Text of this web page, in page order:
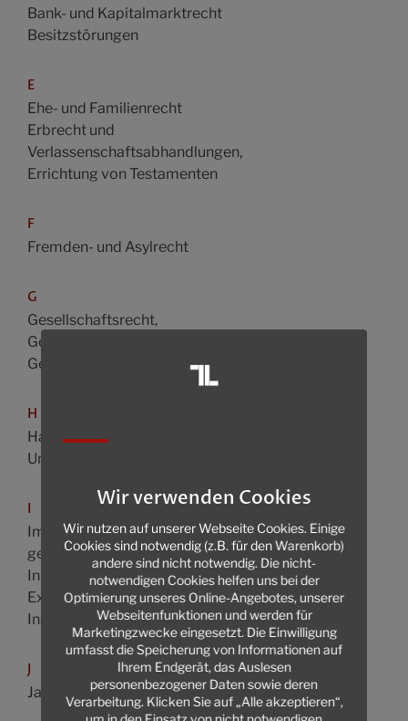
Bank- und Kapitalmarktrecht
Besitzstörungen
E
Ehe- und Familienrecht
Erbrecht und
Verlassenschaftsabhandlungen,
Errichtung von Testamenten
F
Fremden- und Asylrecht
G
Gesellschaftsrecht,
Gesellschaftsgründungen
Gewerberecht
H
Handelsrecht,
Unternehmensrecht
I
Immaterialgüterrecht,
gewerblicher Rechtsschutz
Inkassowesen,
Exekutionsrecht
Insolvenzrecht
J
Jagdrecht
Wir verwenden Cookies
Wir nutzen auf unserer Webseite Cookies. Einige
Cookies sind notwendig (z.B. für den Warenkorb)
andere sind nicht notwendig. Die nicht-
notwendigen Cookies helfen uns bei der
Optimierung unseres Online-Angebotes, unserer
Webseitenfunktionen und werden für
Marketingzwecke eingesetzt. Die Einwilligung
umfasst die Speicherung von Informationen auf
Ihrem Endgerät, das Auslesen
personenbezogener Daten sowie deren
Verarbeitung. Klicken Sie auf „Alle akzeptieren“,